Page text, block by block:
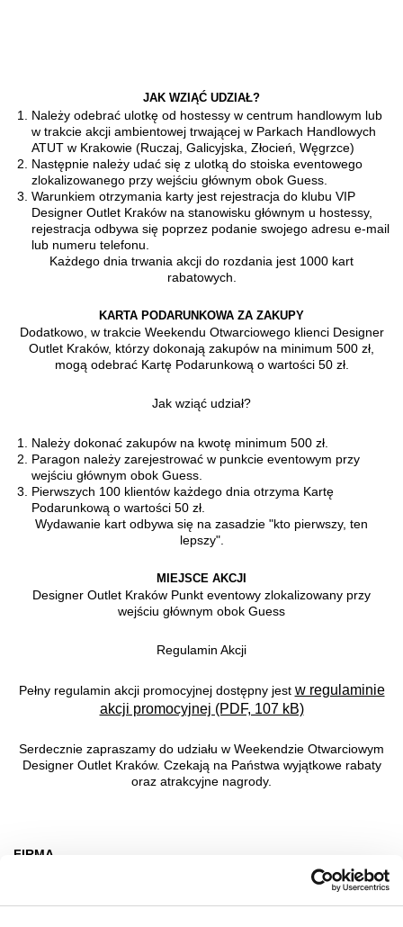
JAK WZIĄĆ UDZIAŁ?
Należy odebrać ulotkę od hostessy w centrum handlowym lub
w trakcie akcji ambientowej trwającej w Parkach Handlowych
ATUT w Krakowie (Ruczaj, Galicyjska, Złocień, Węgrzce)
Następnie należy udać się z ulotką do stoiska eventowego
zlokalizowanego przy wejściu głównym obok Guess.
Warunkiem otrzymania karty jest rejestracja do klubu VIP
Designer Outlet Kraków na stanowisku głównym u hostessy,
rejestracja odbywa się poprzez podanie swojego adresu e-mail
lub numeru telefonu.
Każdego dnia trwania akcji do rozdania jest 1000 kart
rabatowych.
KARTA PODARUNKOWA ZA ZAKUPY
Dodatkowo, w trakcie Weekendu Otwarciowego klienci Designer
Outlet Kraków, którzy dokonają zakupów na minimum 500 zł,
mogą odebrać Kartę Podarunkową o wartości 50 zł.
Jak wziąć udział?
Należy dokonać zakupów na kwotę minimum 500 zł.
Paragon należy zarejestrować w punkcie eventowym przy
wejściu głównym obok Guess.
Pierwszych 100 klientów każdego dnia otrzyma Kartę
Podarunkową o wartości 50 zł.
Wydawanie kart odbywa się na zasadzie "kto pierwszy, ten
lepszy".
MIEJSCE AKCJI
Designer Outlet Kraków Punkt eventowy zlokalizowany przy
wejściu głównym obok Guess
Regulamin Akcji
Pełny regulamin akcji promocyjnej dostępny jest w regulaminie
akcji promocyjnej (PDF, 107 kB)
Serdecznie zapraszamy do udziału w Weekendzie Otwarciowym
Designer Outlet Kraków. Czekają na Państwa wyjątkowe rabaty
oraz atrakcyjne nagrody.
FIRMA